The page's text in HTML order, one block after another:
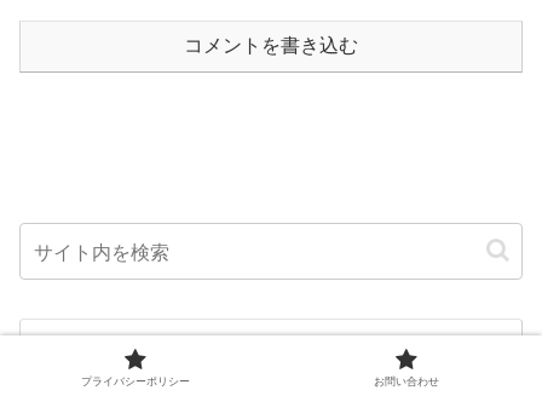
コメントを書き込む
プライバシーポリシー お問い合わせ